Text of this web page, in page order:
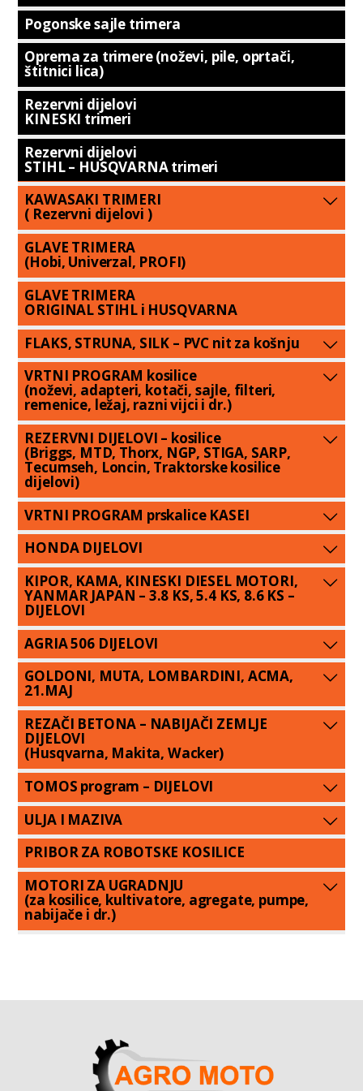
Pogonske sajle trimera
Oprema za trimere (noževi, pile, oprtači,
štitnici lica)
Rezervni dijelovi
KINESKI trimeri
Rezervni dijelovi
STIHL – HUSQVARNA trimeri
KAWASAKI TRIMERI
( Rezervni dijelovi )
GLAVE TRIMERA
(Hobi, Univerzal, PROFI)
GLAVE TRIMERA
ORIGINAL STIHL i HUSQVARNA
FLAKS, STRUNA, SILK – PVC nit za košnju
VRTNI PROGRAM kosilice
(noževi, adapteri, kotači, sajle, filteri,
remenice, ležaj, razni vijci i dr.)
REZERVNI DIJELOVI – kosilice
(Briggs, MTD, Thorx, NGP, STIGA, SARP,
Tecumseh, Loncin, Traktorske kosilice
dijelovi)
VRTNI PROGRAM prskalice KASEI
HONDA DIJELOVI
KIPOR, KAMA, KINESKI DIESEL MOTORI,
YANMAR JAPAN – 3.8 KS, 5.4 KS, 8.6 KS –
DIJELOVI
AGRIA 506 DIJELOVI
GOLDONI, MUTA, LOMBARDINI, ACMA,
21.MAJ
REZAČI BETONA – NABIJAČI ZEMLJE
DIJELOVI
(Husqvarna, Makita, Wacker)
TOMOS program – DIJELOVI
ULJA I MAZIVA
PRIBOR ZA ROBOTSKE KOSILICE
MOTORI ZA UGRADNJU
(za kosilice, kultivatore, agregate, pumpe,
nabijače i dr.)